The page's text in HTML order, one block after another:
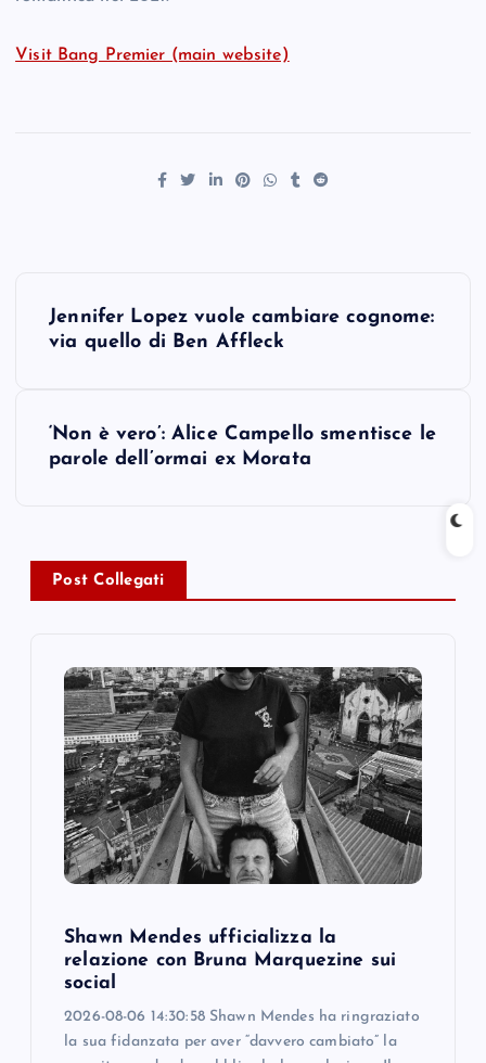
Visit Bang Premier (main website)
a
v
Jennifer Lopez vuole cambiare cognome:
via quello di Ben Affleck
‘Non è vero’: Alice Campello smentisce le
parole dell’ormai ex Morata
Post Collegati
Shawn Mendes ufficializza la
relazione con Bruna Marquezine sui
social
2026-08-06 14:30:58 Shawn Mendes ha ringraziato
la sua fidanzata per aver “davvero cambiato” la